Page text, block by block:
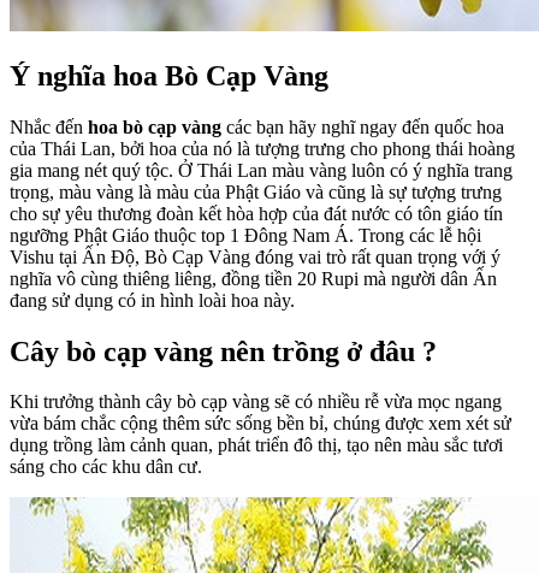
Ý nghĩa hoa Bò Cạp Vàng
Nhắc đến hoa bò cạp vàng các bạn hãy nghĩ ngay đến quốc hoa
của Thái Lan, bởi hoa của nó là tượng trưng cho phong thái hoàng
gia mang nét quý tộc. Ở Thái Lan màu vàng luôn có ý nghĩa trang
trọng, màu vàng là màu của Phật Giáo và cũng là sự tượng trưng
cho sự yêu thương đoàn kết hòa hợp của đát nước có tôn giáo tín
ngưỡng Phật Giáo thuộc top 1 Đông Nam Á. Trong các lễ hội
Vishu tại Ấn Độ, Bò Cạp Vàng đóng vai trò rất quan trọng với ý
nghĩa vô cùng thiêng liêng, đồng tiền 20 Rupi mà người dân Ấn
đang sử dụng có in hình loài hoa này.
Cây bò cạp vàng nên trồng ở đâu ?
Khi trưởng thành cây bò cạp vàng sẽ có nhiều rễ vừa mọc ngang
vừa bám chắc cộng thêm sức sống bền bỉ, chúng được xem xét sử
dụng trồng làm cảnh quan, phát triển đô thị, tạo nên màu sắc tươi
sáng cho các khu dân cư.